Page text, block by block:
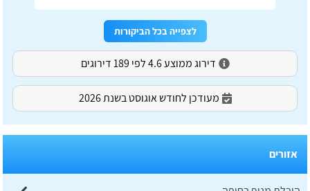
לצפייה בכל הביקורות
דירוג ממוצע 4.6 לפי 189 דירוגים
מעודכן לחודש אוגוסט בשנת 2026
אזורים